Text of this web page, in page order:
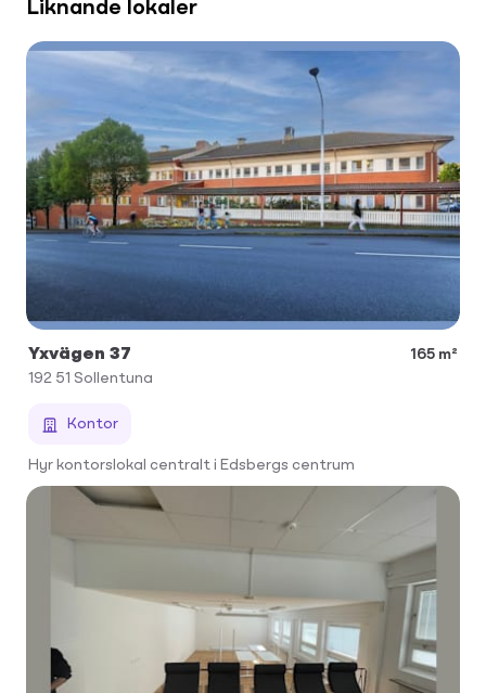
Liknande lokaler
Yxvägen 37
165 m²
192 51 Sollentuna
Kontor
Hyr kontorslokal centralt i Edsbergs centrum